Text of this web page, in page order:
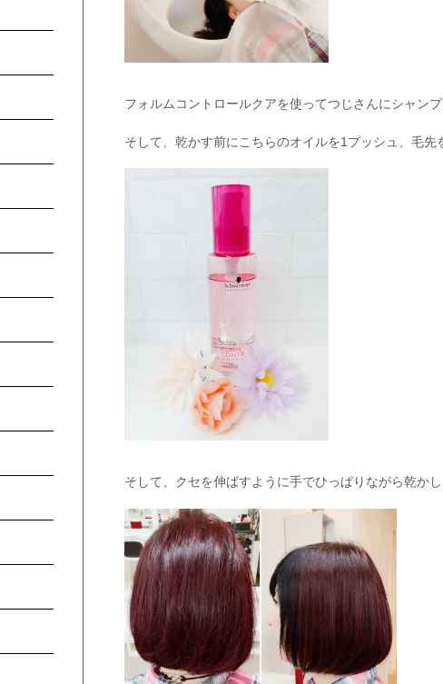
フォルムコントロールクアを使ってつじさんにシャン
そして、乾かす前にこちらのオイルを1プッシュ、毛先
そして、クセを伸ばすように手でひっぱりながら乾か